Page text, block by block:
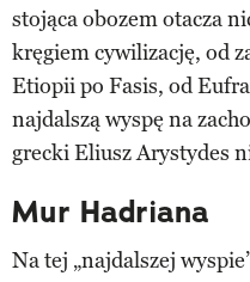
stojąca obozem otacza
kręgiem cywilizację, od
Etiopii po Fasis, od
najdalszą wyspę na
grecki Eliusz Arystydes
Mur Hadriana
Na tej „najdalszej